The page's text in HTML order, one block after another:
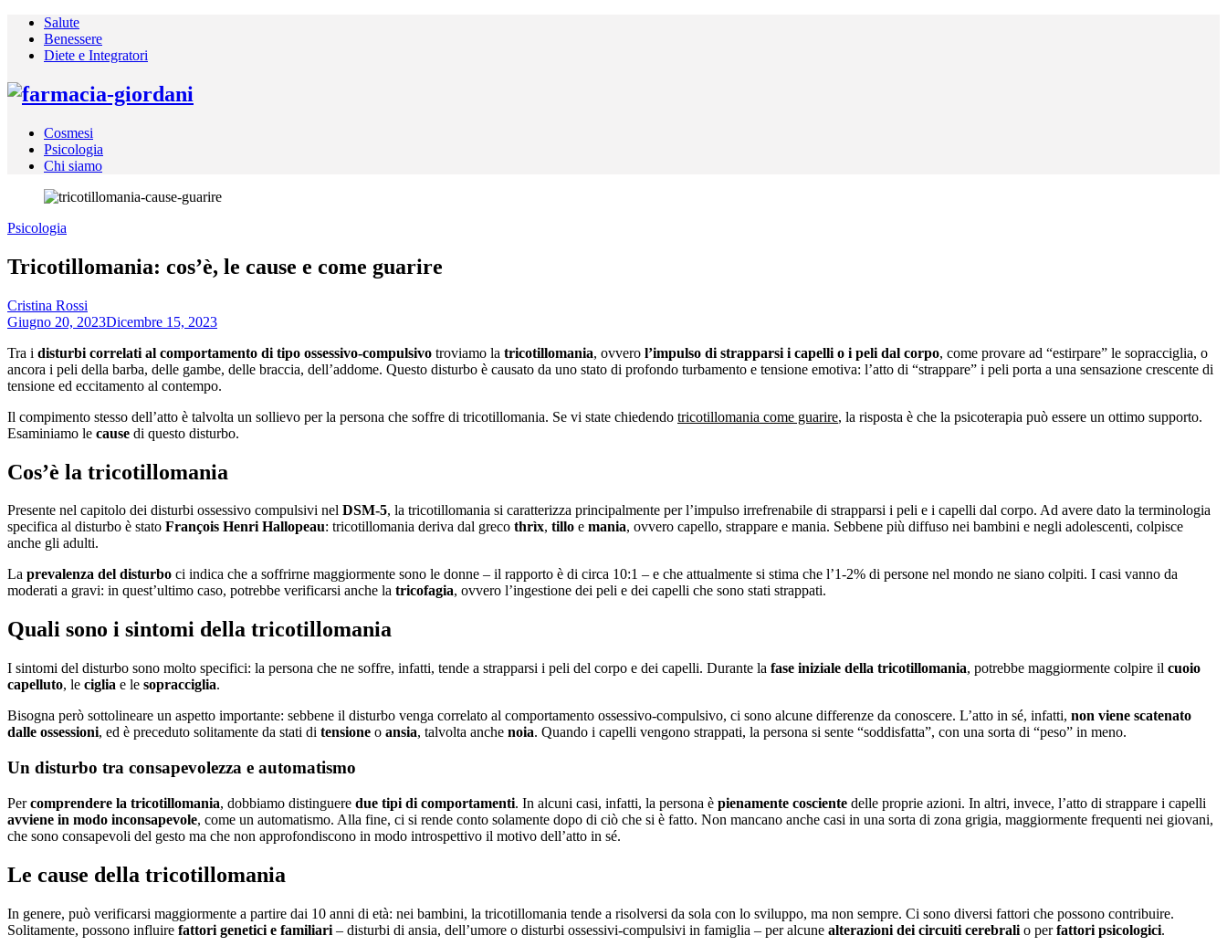
Skip
content
Salute
Benessere
Diete e Integratori
Cosmesi
Psicologia
Chi siamo
Psicologia
Tricotillomania: cos’è, le cause e come guarire
Cristina Rossi
Giugno 20, 2023Dicembre 15, 2023
Tra i disturbi correlati al comportamento di tipo ossessivo-compulsivo troviamo la tricotillomania, ovvero l’impulso di strapparsi i capelli o i peli dal corpo, come provare ad “estirpare” le sopracciglia, o
ancora i peli della barba, delle gambe, delle braccia, dell’addome. Questo disturbo è causato da uno stato di profondo turbamento e tensione emotiva: l’atto di “strappare” i peli porta a una sensazione crescente di
tensione ed eccitamento al contempo.
Il compimento stesso dell’atto è talvolta un sollievo per la persona che soffre di tricotillomania. Se vi state chiedendo tricotillomania come guarire, la risposta è che la psicoterapia può essere un ottimo supporto.
Esaminiamo le cause di questo disturbo.
Cos’è la tricotillomania
Presente nel capitolo dei disturbi ossessivo compulsivi nel DSM-5, la tricotillomania si caratterizza principalmente per l’impulso irrefrenabile di strapparsi i peli e i capelli dal corpo. Ad avere dato la terminologia
specifica al disturbo è stato François Henri Hallopeau: tricotillomania deriva dal greco thrìx, tillo e mania, ovvero capello, strappare e mania. Sebbene più diffuso nei bambini e negli adolescenti, colpisce
anche gli adulti.
La prevalenza del disturbo ci indica che a soffrirne maggiormente sono le donne – il rapporto è di circa 10:1 – e che attualmente si stima che l’1-2% di persone nel mondo ne siano colpiti. I casi vanno da
moderati a gravi: in quest’ultimo caso, potrebbe verificarsi anche la tricofagia, ovvero l’ingestione dei peli e dei capelli che sono stati strappati.
Quali sono i sintomi della tricotillomania
I sintomi del disturbo sono molto specifici: la persona che ne soffre, infatti, tende a strapparsi i peli del corpo e dei capelli. Durante la fase iniziale della tricotillomania, potrebbe maggiormente colpire il cuoio
capelluto, le ciglia e le sopracciglia.
Bisogna però sottolineare un aspetto importante: sebbene il disturbo venga correlato al comportamento ossessivo-compulsivo, ci sono alcune differenze da conoscere. L’atto in sé, infatti, non viene scatenato
dalle ossessioni, ed è preceduto solitamente da stati di tensione o ansia, talvolta anche noia. Quando i capelli vengono strappati, la persona si sente “soddisfatta”, con una sorta di “peso” in meno.
Un disturbo tra consapevolezza e automatismo
Percomprendere la tricotillomania, dobbiamo distinguere due tipi di comportamenti. In alcuni casi, infatti, la persona è pienamente cosciente delle proprie azioni. In altri, invece, l’atto di strappare i capelli
avviene in modo inconsapevole, come un automatismo. Alla fine, ci si rende conto solamente dopo di ciò che si è fatto. Non mancano anche casi in una sorta di zona grigia, maggiormente frequenti nei giovani,
che sono consapevoli del gesto ma che non approfondiscono in modo introspettivo il motivo dell’atto in sé.
Le cause della tricotillomania
In genere, può verificarsi maggiormente a partire dai 10 anni di età: nei bambini, la tricotillomania tende a risolversi da sola con lo sviluppo, ma non sempre. Ci sono diversi fattori che possono contribuire.
Solitamente, possono influire fattori genetici e familiari – disturbi di ansia, dell’umore o disturbi ossessivi-compulsivi in famiglia – per alcune alterazioni dei circuiti cerebrali o perfattori psicologici.